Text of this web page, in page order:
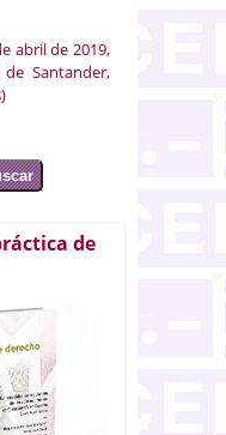
abril de 2019,
Santander,
de